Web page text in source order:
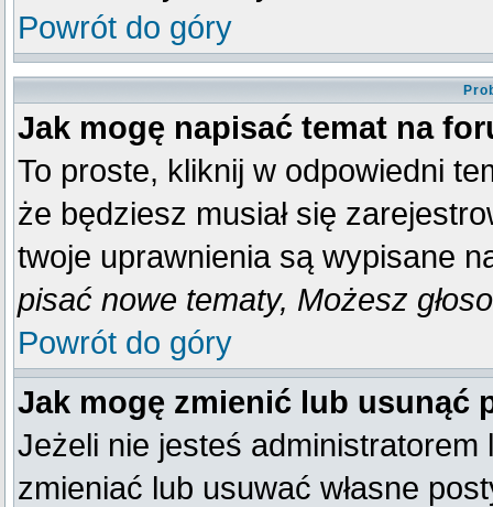
Powrót do góry
Jak mogę napisać temat na
To proste, kliknij w odpowiedni
że będziesz musiał się
twoje uprawnienia są wypisane
pisać nowe tematy, Możesz
Powrót do góry
Jak mogę zmienić lub usunąć
Jeżeli nie jesteś
zmieniać lub usuwać własne